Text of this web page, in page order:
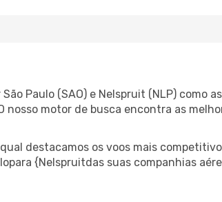
Paulo (SAO) e Nelspruit (NLP) como
nosso motor de busca encontra as
destacamos os voos mais
{Nelspruitdas suas companhias